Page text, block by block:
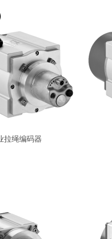
拉绳编码器